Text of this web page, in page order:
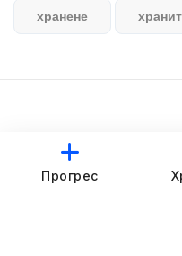
хранене
©
Прогрес